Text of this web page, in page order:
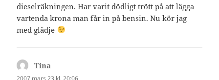
dieselräkningen. Har varit dödligt trött på att lägga
vartenda krona man får in på bensin. Nu kör jag
med glädje
Tina
2007 mars 23 kl. 20:06